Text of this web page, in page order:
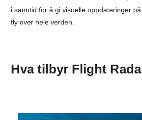
i sanntid for å gi visuelle oppdateringer
fly over hele verden.
Hva tilbyr Flight